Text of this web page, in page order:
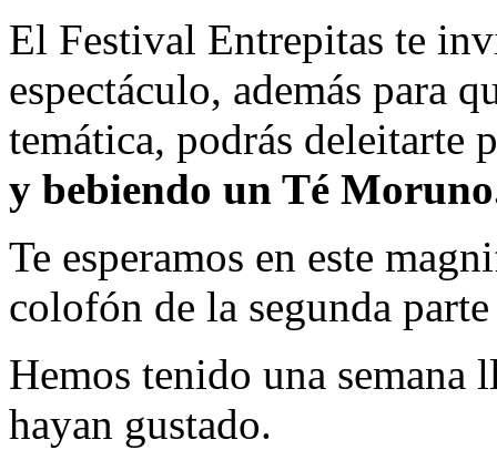
El Festival Entrepitas te
espectáculo, además para
temática, podrás deleitarte
y bebiendo un Té
Te esperamos en este
colofón de la segunda
Hemos tenido una semana
hayan gustado.